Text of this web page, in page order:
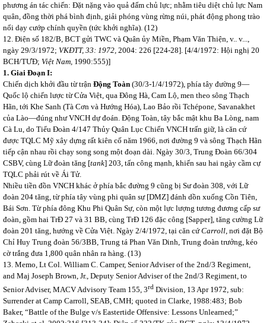
phương án tác chiến: Đặt nặng vào quả đấm chủ lực; nhằm tiêu diệt chủ lực Nam
quân, đồng thời phá bình định, giải phóng vùng rừng núi, phát động phong trào
nổi dạy cướp chính quyền (tức khởi nghĩa). (12)
12. Điện số 182/B, BCT gửi TWC và Quân ủy Miền, Phạm Văn Thiện, v.. v...,
ngày 29/3/1972; VKĐTT, 33: 1972, 2004: 226 [224-28]. [4/4/1972: Hội nghị 20
BCH/TƯĐ; Việt Nam, 1990:555)]
1. Giai Đoạn I:
Chiến dịch khởi đầu từ trận Động Toàn (30/3-1/4/1972), phía tây đường 9—
Quốc lộ chiến lược từ Cửa Việt, qua Đông Hà, Cam Lộ, men theo sông Thạch
Hãn, tới Khe Sanh (Tà Cơn và Hướng Hóa), Lao Bảo rồi Tchépone, Savanakhet
của Lào—đúng như VNCH dự đoán. Động Toàn, tây bắc mật khu Ba Lòng, nam
Cà Lu, do Tiểu Đoàn 4/147 Thủy Quân Lục Chiến VNCH trấn giữ, là căn cứ
được TQLC Mỹ xây dựng rất kiên cố năm 1966, nơi đường 9 và sông Thạch Hãn
tiếp cận nhau rồi chạy song song một đoạn dài. Ngày 30/3, Trung Đoàn 66/304
CSBV, cùng Lữ đoàn tăng [tank] 203, tấn công mạnh, khiến sau hai ngày cầm cự
TQLC phải rút về Ái Tử.
Nhiều tiền đồn VNCH khác ở phía bắc đường 9 cũng bị Sư đoàn 308, với Lữ
đoàn 204 tăng, từ phía tây vùng phi quân sự [DMZ] đánh dồn xuống Cồn Tiên,
Bái Sơn. Từ phía đông Khu Phi Quân Sự, còn một lực lượng tương đương cấp sư
đoàn, gồm hai TrĐ 27 và 31 BB, cùng TrĐ 126 đặc công [Sapper], tăng cường Lữ
đoàn 201 tăng, hướng về Cửa Việt. Ngày 2/4/1972, tại căn cứCarroll, nơi đặt Bộ
Chỉ Huy Trung đoàn 56/3BB, Trung tá Phan Văn Dinh, Trung đoàn trưởng, kéo
cờ trắng đưa 1,800 quân nhân ra hàng. (13)
13. Memo, Lt Col. William C. Camper, Senior Adviser of the 2nd/3 Regiment,
and Maj Joseph Brown, Jr., Deputy Senior Adviser of the 2nd/3 Regiment, to
Senior Adviser, MACV Advisory Team 155, 3rd Division, 13 Apr 1972, sub:
Surrender at Camp Carroll, SEAB, CMH; quoted in Clarke, 1988:483; Bob
Baker, “Battle of the Bulge v/s Eastertide Offensive: Lessons Unlearned;”